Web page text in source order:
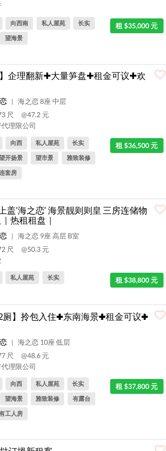
租 $35,000 元
向西南 私人屋苑
长实
望海景
】企理翻新✚大量笋盘✚租金可议✚欢
|
海之恋 8座 中层
尺
@47.2 元
理限公司
租 $36,500 元
向西 私人屋苑
长实
开扬景 望市景
雅致装修
套房
盖’海之恋‘ 海景靓则则皇 三房连储物
热租租盘｜
|
海之恋 9座 高层 B室
尺
@50.3 元
租 $38,800 元
私人屋苑 长实
】拎包入住✚东南海景✚租金可议✚
|
海之恋 10座 低层
尺
@48.6 元
理限公司
租 $37,800 元
向西 私人屋苑
长实
望海景 雅致装修
有露台
工人房